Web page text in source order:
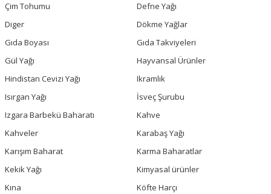
Çim Tohumu
Defne Yağı
Diger
Dökme Yağlar
Gıda Boyası
Gıda Takviyeleri
Gül Yağı
Hayvansal Ürünler
Hindistan Cevizi Yağı
Ikramlık
Isırgan Yağı
İsveç Şurubu
Izgara Barbekü Baharatı
Kahve
Kahveler
Karabaş Yağı
Karışım Baharat
Karma Baharatlar
Kekik Yağı
Kimyasal ürünler
Kına
Köfte Harçı